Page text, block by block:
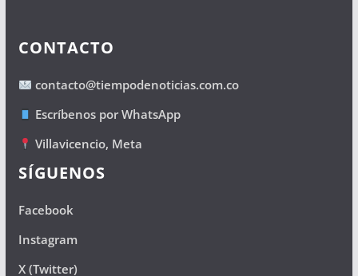
CONTACTO
contacto@tiempodenoticias.com.co
Escríbenos por WhatsApp
Villavicencio, Meta
SÍGUENOS
Facebook
Instagram
X (Twitter)